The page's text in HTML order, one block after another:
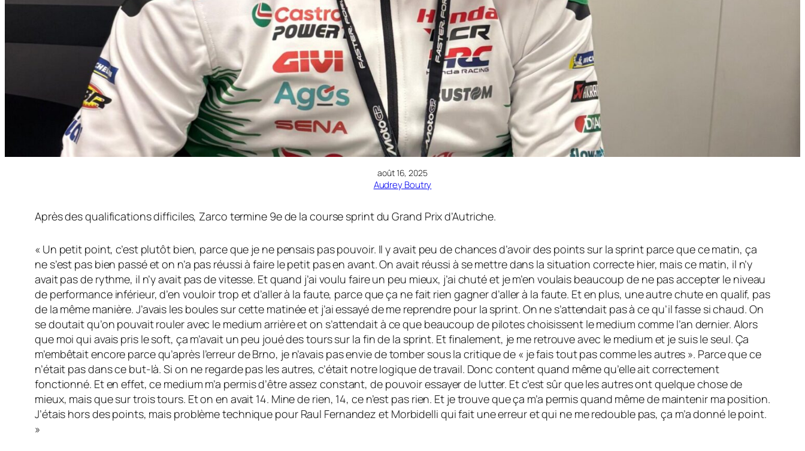
août 16, 2025
Audrey Boutry
Après des qualifications difficiles, Zarco termine 9e de la course sprint du Grand Prix d’Autriche.
« Un petit point, c’est plutôt bien, parce que je ne pensais pas pouvoir. Il y avait peu de chances d’avoir des points sur la sprint parce que ce matin, ça
ne s’est pas bien passé et on n’a pas réussi à faire le petit pas en avant. On avait réussi à se mettre dans la situation correcte hier, mais ce matin, il n’y
avait pas de rythme, il n’y avait pas de vitesse. Et quand j’ai voulu faire un peu mieux, j’ai chuté et je m’en voulais beaucoup de ne pas accepter le niveau
de performance inférieur, d’en vouloir trop et d’aller à la faute, parce que ça ne fait rien gagner d’aller à la faute. Et en plus, une autre chute en qualif, pas
de la même manière. J’avais les boules sur cette matinée et j’ai essayé de me reprendre pour la sprint. On ne s’attendait pas à ce qu’il fasse si chaud. On
se doutait qu’on pouvait rouler avec le medium arrière et on s’attendait à ce que beaucoup de pilotes choisissent le medium comme l’an dernier. Alors
que moi qui avais pris le soft, ça m’avait un peu joué des tours sur la fin de la sprint. Et finalement, je me retrouve avec le medium et je suis le seul. Ça
m’embêtait encore parce qu’après l’erreur de Brno, je n’avais pas envie de tomber sous la critique de « je fais tout pas comme les autres ». Parce que ce
n’était pas dans ce but-là. Si on ne regarde pas les autres, c’était notre logique de travail. Donc content quand même qu’elle ait correctement
fonctionné. Et en effet, ce medium m’a permis d’être assez constant, de pouvoir essayer de lutter. Et c’est sûr que les autres ont quelque chose de
mieux, mais que sur trois tours. Et on en avait 14. Mine de rien, 14, ce n’est pas rien. Et je trouve que ça m’a permis quand même de maintenir ma position.
J’étais hors des points, mais problème technique pour Raul Fernandez et Morbidelli qui fait une erreur et qui ne me redouble pas, ça m’a donné le point.
»